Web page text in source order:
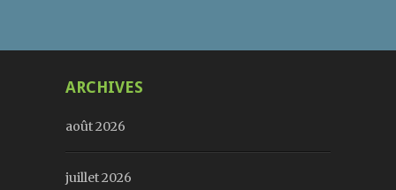
ARCHIVES
août 2026
juillet 2026